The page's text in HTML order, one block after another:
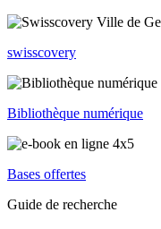
swisscovery
Bibliothèque numérique
Bases offertes
Guide de recherche